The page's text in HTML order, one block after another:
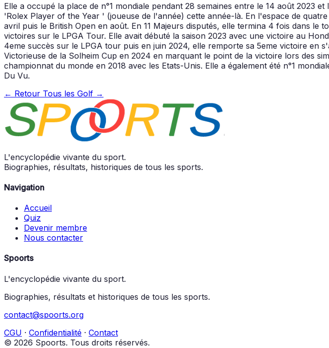
Elle a occupé la place de n°1 mondiale pendant 28 semaines entre le 14 août 2023
'Rolex Player of the Year ' (joueuse de l'année) cette année-là. En l'espace de
avril puis le British Open en août. En 11 Majeurs disputés, elle termina 4 fois dans
victoires sur le LPGA Tour. Elle avait débuté la saison 2023 avec une victoire au
4eme succès sur le LPGA tour puis en juin 2024, elle remporte sa 5eme victoire en
Victorieuse de la Solheim Cup en 2024 en marquant le point de la victoire lors des
championnat du monde en 2018 avec les Etats-Unis. Elle a également été n°1
Du Vu.
← Retour Tous les Golf →
L'encyclopédie vivante du sport.
Biographies, résultats, historiques de tous les sports.
Navigation
Accueil
Quiz
Devenir membre
Nous contacter
Spoorts
L'encyclopédie vivante du sport.
Biographies, résultats et historiques de tous les sports.
contact@spoorts.org
CGU · Confidentialité · Contact
© 2026 Spoorts. Tous droits réservés.